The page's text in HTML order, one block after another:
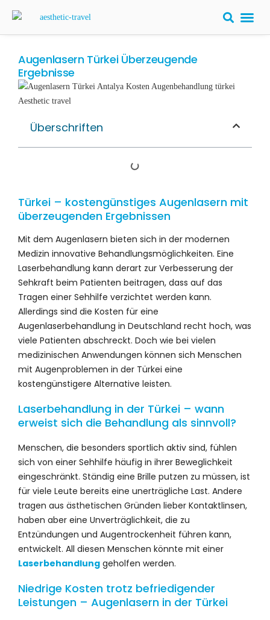
Augenlasern Türkei Überzeugende
Ergebnisse
Überschriften
Türkei – kostengünstiges Augenlasern mit
überzeugenden Ergebnissen
Mit dem Augenlasern bieten sich in der modernen
Medizin innovative Behandlungsmöglichkeiten. Eine
Laserbehandlung kann derart zur Verbesserung der
Sehkraft beim Patienten beitragen, dass auf das
Tragen einer Sehhilfe verzichtet werden kann.
Allerdings sind die Kosten für eine
Augenlaserbehandlung in Deutschland recht hoch, was
viele Patienten abschreckt. Doch wie bei vielen
medizinischen Anwendungen können sich Menschen
mit Augenproblemen in der Türkei eine
kostengünstigere Alternative leisten.
Laserbehandlung in der Türkei – wann
erweist sich die Behandlung als sinnvoll?
Menschen, die besonders sportlich aktiv sind, fühlen
sich von einer Sehhilfe häufig in ihrer Beweglichkeit
eingeschränkt. Ständig eine Brille putzen zu müssen, ist
für viele Leute bereits eine unerträgliche Last. Andere
tragen aus ästhetischen Gründen lieber Kontaktlinsen,
haben aber eine Unverträglichkeit, die zu
Entzündungen und Augentrockenheit führen kann,
entwickelt. All diesen Menschen könnte mit einer
Laserbehandlung geholfen werden.
Niedrige Kosten trotz befriedigender
Leistungen – Augenlasern in der Türkei